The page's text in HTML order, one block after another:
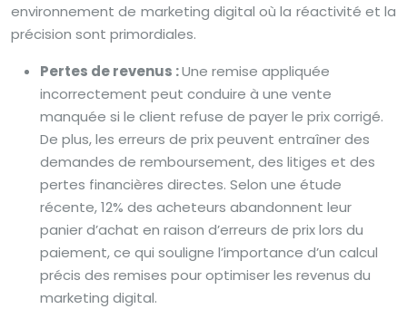
environnement de marketing digital où la réactivité et la
précision sont primordiales.
Pertes de revenus :Une remise appliquée
incorrectement peut conduire à une vente
manquée si le client refuse de payer le prix corrigé.
De plus, les erreurs de prix peuvent entraîner des
demandes de remboursement, des litiges et des
pertes financières directes. Selon une étude
récente, 12% des acheteurs abandonnent leur
panier d’achat en raison d’erreurs de prix lors du
paiement, ce qui souligne l’importance d’un calcul
précis des remises pour optimiser les revenus du
marketing digital.